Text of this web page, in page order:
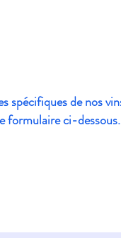
spécifiques de nos
formulaire ci-dessous.